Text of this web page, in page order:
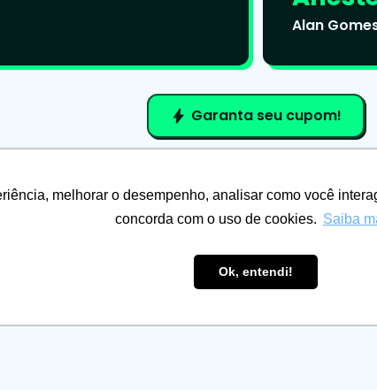
melhorar o desempenho, analisar como você
concorda com o uso de cookies. Saiba
Ok, entendi!
Alan
bolt Garanta seu cupom!